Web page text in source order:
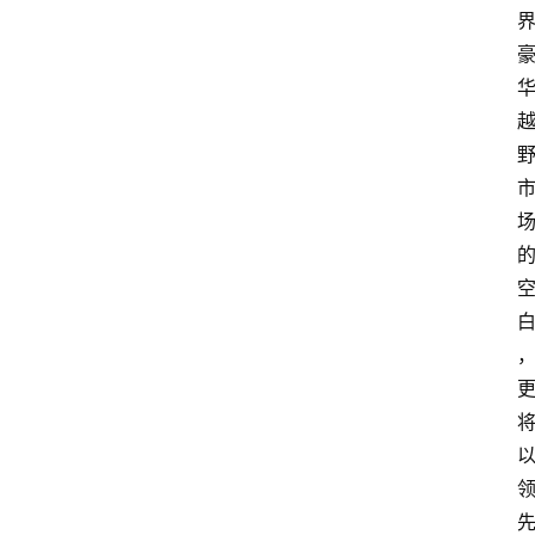
界
豪
华
越
野
市
场
的
空
白
，
更
将
以
领
先